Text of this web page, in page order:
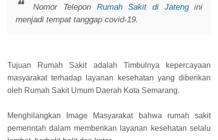
Nomor Telepon Rumah Sakit di Jatengini
menjadi tempat tanggap covid-19.
Tujuan Rumah Sakit adalah Timbulnya kepercayaan
masyarakat terhadap layanan kesehatan yang diberikan
oleh Rumah Sakit Umum Daerah Kota Semarang.
Menghilangkan Image Masyarakat bahwa rumah sakit
pemerintah dalam memberikan layanan kesehatan selalu